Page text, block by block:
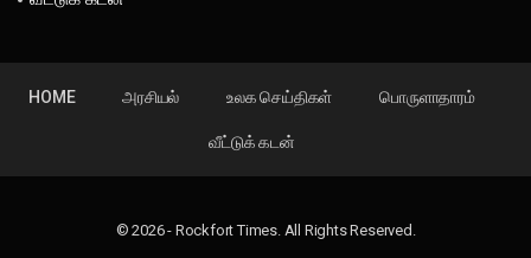
HOME அரசியல் உலக செய்திகள் பொருளாதாரம்
வீட்டுக் கடன்
© 2026 - Rockfort Times. All Rights Reserved.